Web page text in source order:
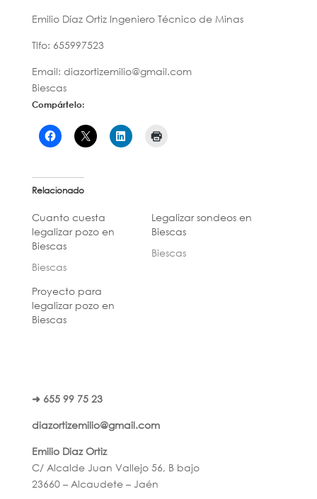
Emilio Díaz Ortiz Ingeniero Técnico de Minas
Tlfo: 655997523
Email: diazortizemilio@gmail.com
Biescas
Compártelo:
Relacionado
Cuanto cuesta
legalizar pozo en
Biescas
Biescas
Legalizar sondeos en
Biescas
Biescas
Proyecto para
legalizar pozo en
Biescas
➜ 655 99 75 23
diazortizemilio@gmail.com
Emilio Diaz Ortiz
C/ Alcalde Juan Vallejo 56, B bajo
23660 – Alcaudete – Jaén